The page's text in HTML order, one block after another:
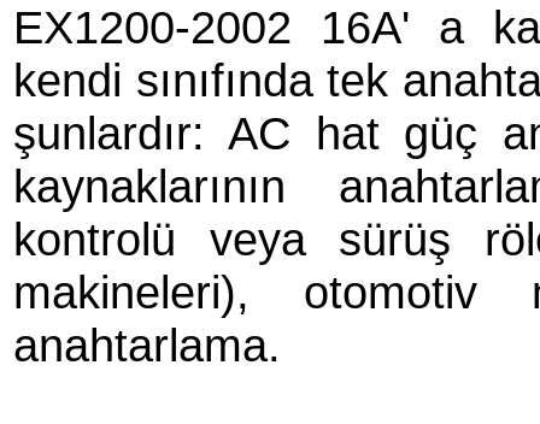
EX1200-2002 16A' a
kendi sınıfında tek
şunlardır: AC hat güç
kaynaklarının
kontrolü veya sürüş
makineleri),
anahtarlama.